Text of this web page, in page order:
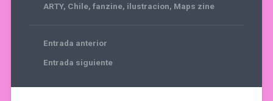
ARTY, Chile, fanzine, ilustracion, Maps zine
Entrada anterior
Entrada siguiente